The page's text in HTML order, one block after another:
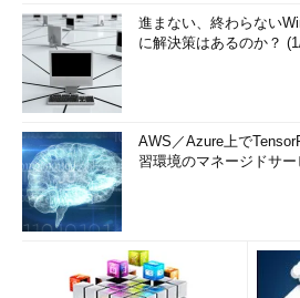
進まない、終わらない
に解決策はあるのか？
AWS／Azure上で
習環境のマネージドサ